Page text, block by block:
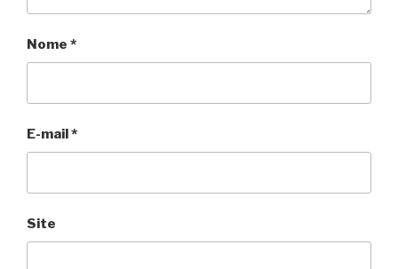
Nome *
E-mail *
Site